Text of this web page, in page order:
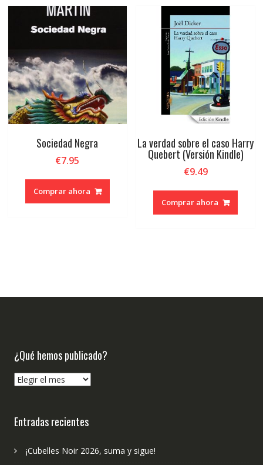
Sociedad Negra
€7.95
Comprar ahora
La verdad sobre el caso Harry
Quebert (Versión Kindle)
€9.49
Comprar ahora
¿Qué hemos publicado?
¿Qué
Entradas recientes
¡Cubelles Noir 2026, suma y sigue!